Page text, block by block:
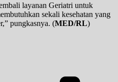
layanan Geriatri untuk
sekali kesehatan yang
pungkasnya. (MED/RL)